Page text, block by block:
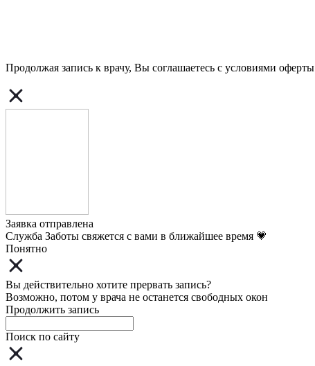
Продолжая запись к врачу, Вы соглашаетесь с условиями оферты
Заявка отправлена
Служба Заботы свяжется с вами в ближайшее время 💗
Понятно
Вы действительно хотите прервать запись?
Возможно, потом у врача не останется свободных окон
Продолжить запись
Поиск по сайту